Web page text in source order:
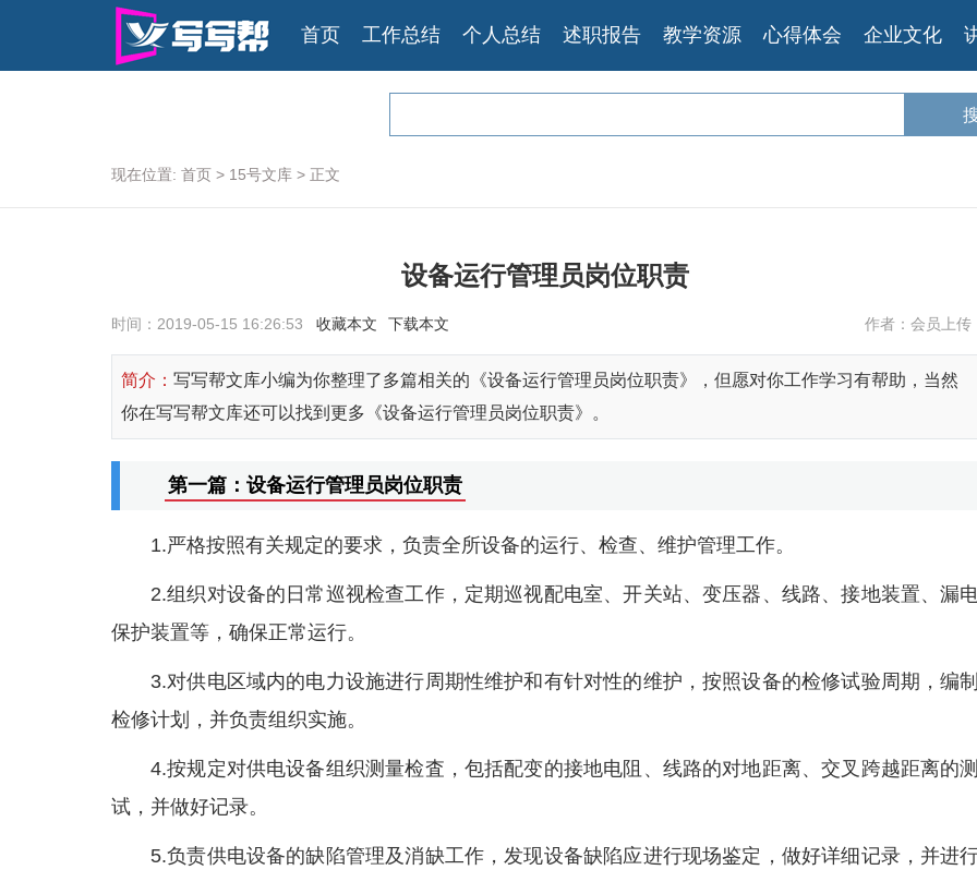
首页 工作总结 个人总结 述职报告 教学资源 心得体会 企业文化
现在位置: 首页 > 15号文库 > 正文
设备运行管理员岗位职责
时间：2019-05-15 16:26:53 收藏本文 下载本文 作者：会员上传
简介： 写写帮文库小编为你整理了多篇相关的《设备运行管理员岗位职责》，但愿对你工作学习有帮助，当然
你在写写帮文库还可以找到更多《设备运行管理员岗位职责》。
第一篇：设备运行管理员岗位职责
1.严格按照有关规定的要求，负责全所设备的运行、检查、维护管理工作。
2.组织对设备的日常巡视检查工作，定期巡视配电室、开关站、变压器、线路、接地装置、漏
保护装置等，确保正常运行。
3.对供电区域内的电力设施进行周期性维护和有针对性的维护，按照设备的检修试验周期，编
检修计划，并负责组织实施。
4.按规定对供电设备组织测量检査，包括配变的接地电阻、线路的对地距离、交叉跨越距离的
试，并做好记录。
5.负责供电设备的缺陷管理及消缺工作，发现设备缺陷应进行现场鉴定，做好详细记录，并进